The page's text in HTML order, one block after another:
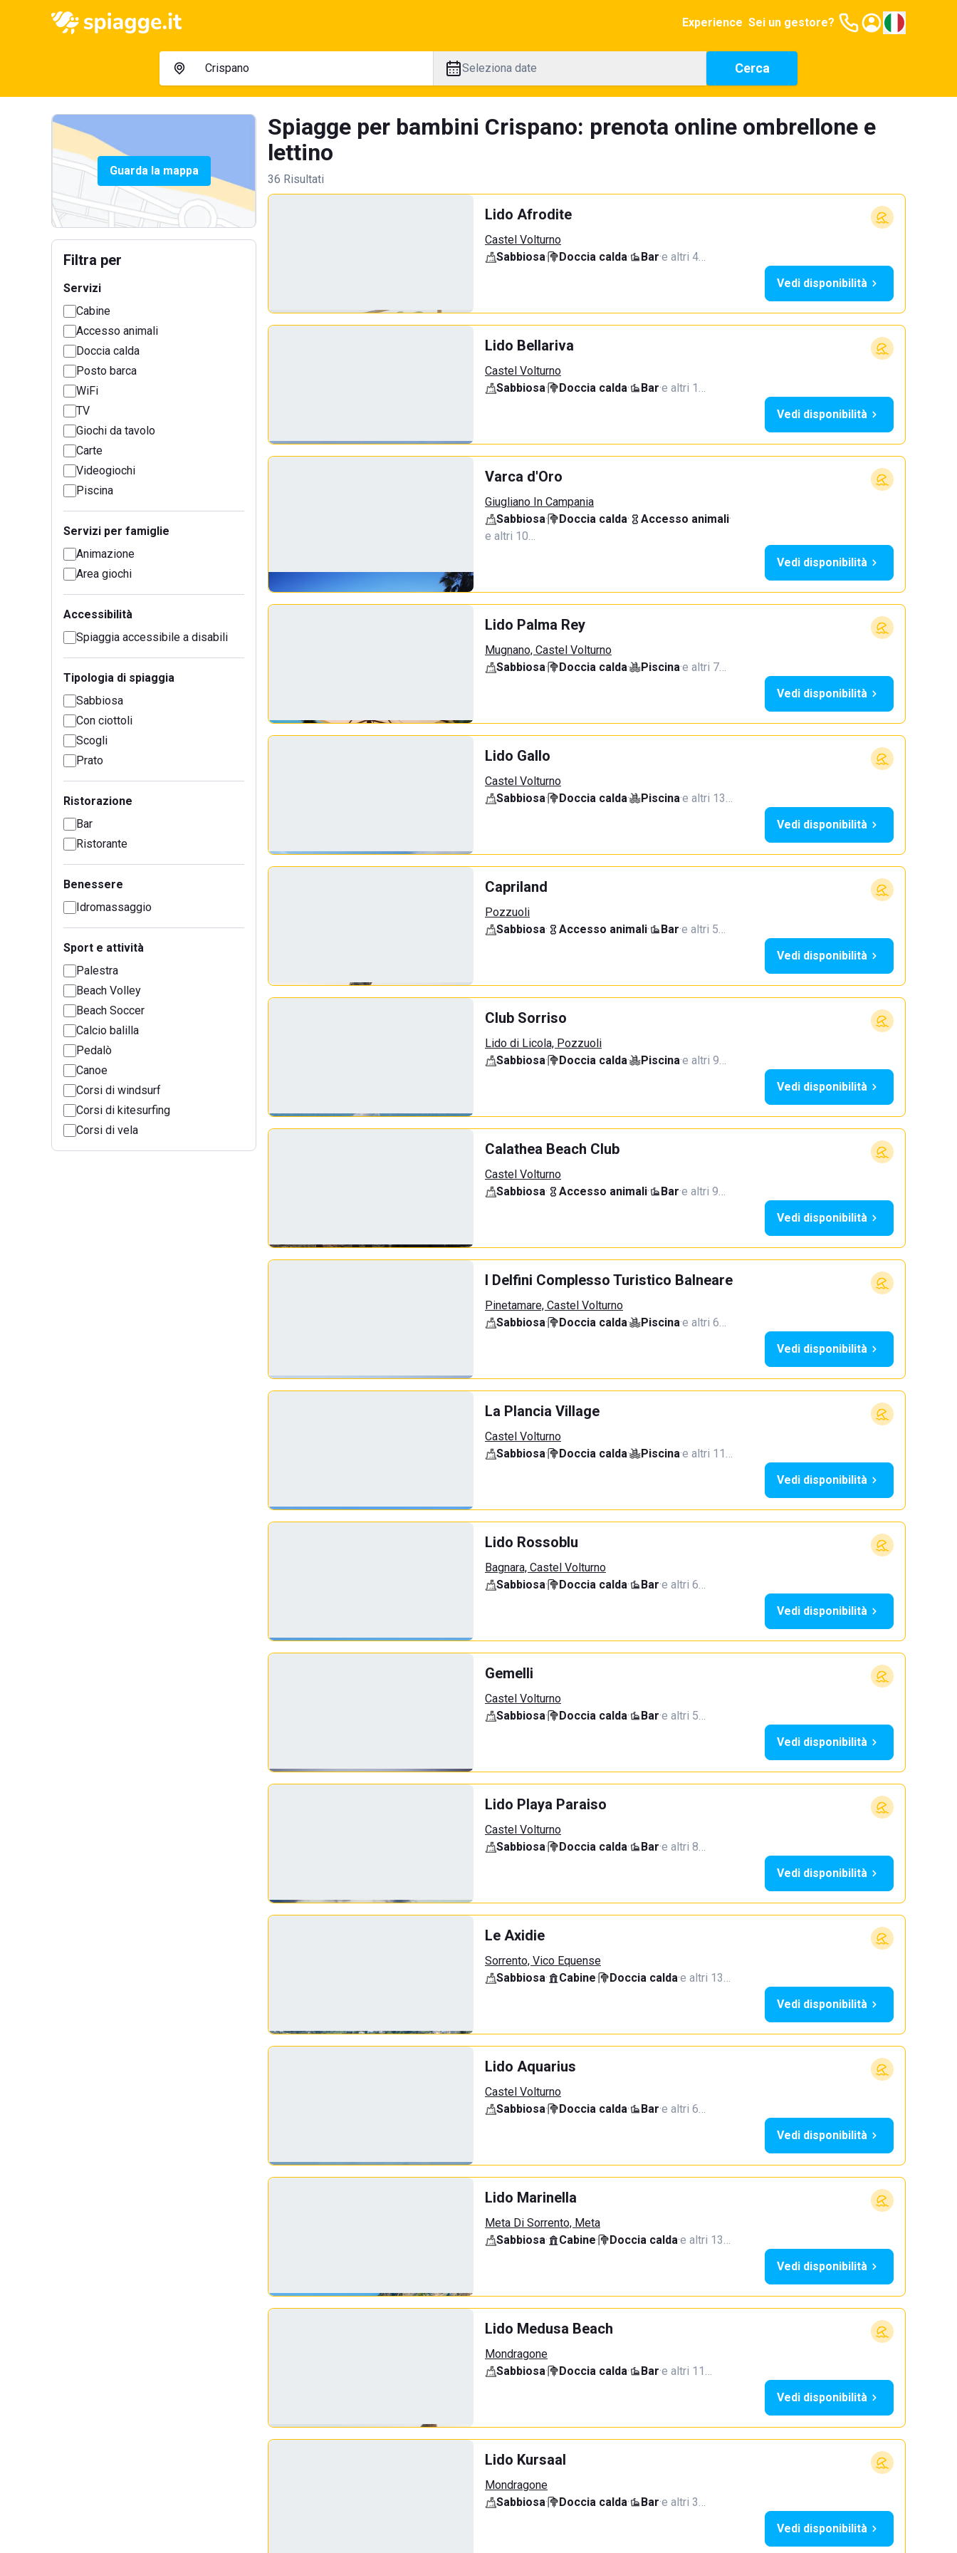
Experience Sei un gestore?
Seleziona date Cerca
Guarda la mappa
Filtra per
Servizi
Cabine
Accesso animali
Doccia calda
Posto barca
WiFi
TV
Giochi da tavolo
Carte
Videogiochi
Piscina
Servizi per famiglie
Animazione
Area giochi
Accessibilità
Spiaggia accessibile a disabili
Tipologia di spiaggia
Sabbiosa
Con ciottoli
Scogli
Prato
Ristorazione
Bar
Ristorante
Benessere
Idromassaggio
Sport e attività
Palestra
Beach Volley
Beach Soccer
Calcio balilla
Pedalò
Canoe
Corsi di windsurf
Corsi di kitesurfing
Corsi di vela
Spiagge per bambini Crispano: prenota online ombrellone e
lettino
36 Risultati
Lido Afrodite
Castel Volturno
Sabbiosa· Doccia calda· Bar·e altri 4…
Vedi disponibilità
Lido Bellariva
Castel Volturno
Sabbiosa· Doccia calda· Bar·e altri 1…
Vedi disponibilità
Varca d'Oro
Giugliano In Campania
Sabbiosa· Doccia calda· Accesso animali·
e altri 10…
Vedi disponibilità
Lido Palma Rey
Mugnano, Castel Volturno
Sabbiosa· Doccia calda· Piscina·e altri 7…
Vedi disponibilità
Lido Gallo
Castel Volturno
Sabbiosa· Doccia calda· Piscina·e altri 13…
Vedi disponibilità
Capriland
Pozzuoli
Sabbiosa· Accesso animali· Bar·e altri 5…
Vedi disponibilità
Club Sorriso
Lido di Licola, Pozzuoli
Sabbiosa· Doccia calda· Piscina·e altri 9…
Vedi disponibilità
Calathea Beach Club
Castel Volturno
Sabbiosa· Accesso animali· Bar·e altri 9…
Vedi disponibilità
I Delfini Complesso Turistico Balneare
Pinetamare, Castel Volturno
Sabbiosa· Doccia calda· Piscina·e altri 6…
Vedi disponibilità
La Plancia Village
Castel Volturno
Sabbiosa· Doccia calda· Piscina·e altri 11…
Vedi disponibilità
Lido Rossoblu
Bagnara, Castel Volturno
Sabbiosa· Doccia calda· Bar·e altri 6…
Vedi disponibilità
Gemelli
Castel Volturno
Sabbiosa· Doccia calda· Bar·e altri 5…
Vedi disponibilità
Lido Playa Paraiso
Castel Volturno
Sabbiosa· Doccia calda· Bar·e altri 8…
Vedi disponibilità
Le Axidie
Sorrento, Vico Equense
Sabbiosa· Cabine· Doccia calda·e altri 13…
Vedi disponibilità
Lido Aquarius
Castel Volturno
Sabbiosa· Doccia calda· Bar·e altri 6…
Vedi disponibilità
Lido Marinella
Meta Di Sorrento, Meta
Sabbiosa· Cabine· Doccia calda·e altri 13…
Vedi disponibilità
Lido Medusa Beach
Mondragone
Sabbiosa· Doccia calda· Bar·e altri 11…
Vedi disponibilità
Lido Kursaal
Mondragone
Sabbiosa· Doccia calda· Bar·e altri 3…
Vedi disponibilità